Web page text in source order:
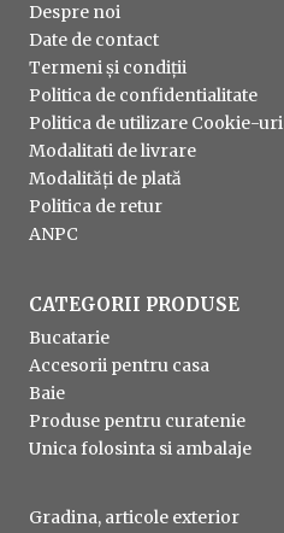
Despre noi
Date de contact
Termeni și condiții
Politica de confidentialitate
Politica de utilizare Cookie-uri
Modalitati de livrare
Modalități de plată
Politica de retur
ANPC
CATEGORII PRODUSE
Bucatarie
Accesorii pentru casa
Baie
Produse pentru curatenie
Unica folosinta si ambalaje
Gradina, articole exterior